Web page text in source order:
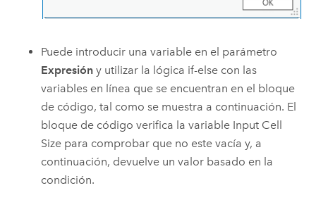
Puede introducir una variable en el parámetro
Expresión y utilizar la lógica if-else con las
variables en línea que se encuentran en el bloque
de código, tal como se muestra a continuación. El
bloque de código verifica la variable Input Cell
Size para comprobar que no este vacía y, a
continuación, devuelve un valor basado en la
condición.